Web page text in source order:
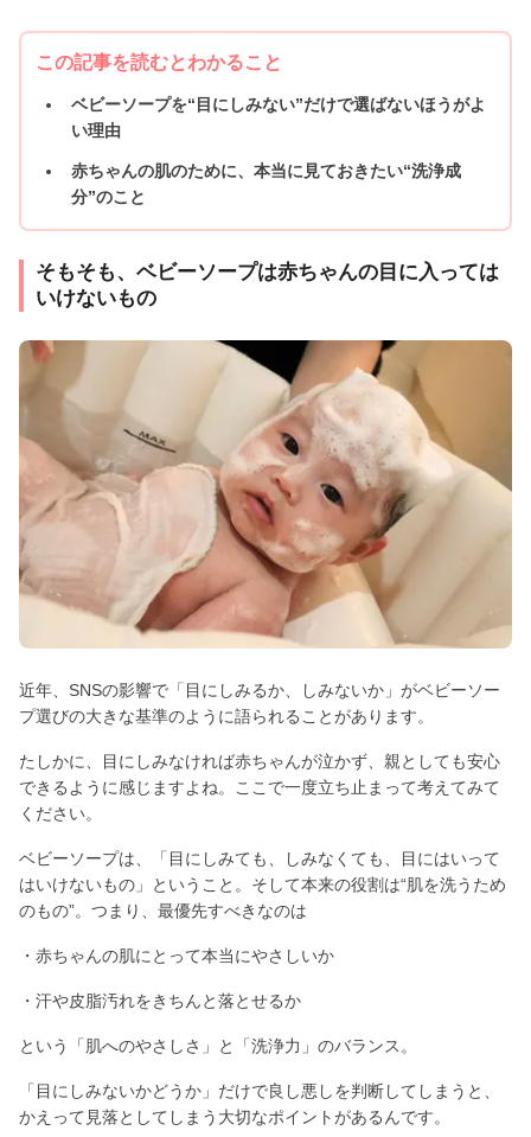
この記事を読むとわかること
ベビーソープを“目にしみない”だけで選ばないほうがよ
い理由
赤ちゃんの肌のために、本当に見ておきたい“洗浄成
分”のこと
そもそも、ベビーソープは赤ちゃんの目に入っては
いけないもの
近年、SNSの影響で「目にしみるか、しみないか」がベビーソー
プ選びの大きな基準のように語られることがあります。
たしかに、目にしみなければ赤ちゃんが泣かず、親としても安心
できるように感じますよね。ここで一度立ち止まって考えてみて
ください。
ベビーソープは、「目にしみても、しみなくても、目にはいって
はいけないもの」ということ。そして本来の役割は“肌を洗うため
のもの”。つまり、最優先すべきなのは
・赤ちゃんの肌にとって本当にやさしいか
・汗や皮脂汚れをきちんと落とせるか
という「肌へのやさしさ」と「洗浄力」のバランス。
「目にしみないかどうか」だけで良し悪しを判断してしまうと、
かえって見落としてしまう大切なポイントがあるんです。